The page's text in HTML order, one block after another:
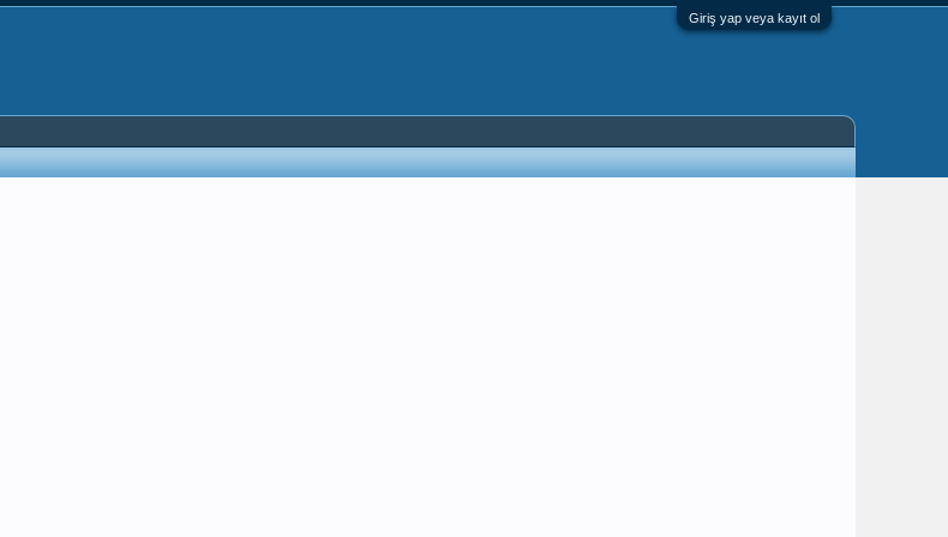
Giriş yap veya kayıt ol